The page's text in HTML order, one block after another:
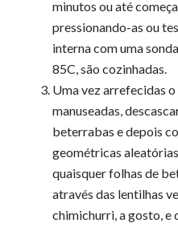
minutos ou até
pressionando-as ou
interna com uma
85C, são cozinhadas.
Uma vez arrefecidas
manuseadas,
beterrabas e depois
geométricas
quaisquer folhas de
através das lentilhas
chimichurri, a gosto, e